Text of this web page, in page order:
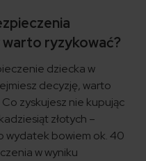
ryzykować?
dziecka w
decyzję, warto
zyskujesz nie kupując
złotych –
wydatek bowiem ok. 40
w wyniku